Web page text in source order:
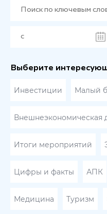
Выберите
Инвестиции Малый
Внешнеэкономическая
Итоги мероприятий
Цифры и факты АПК
Медицина Туризм